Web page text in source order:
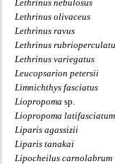
Lethrinus nebulosus
Lethrinus olivaceus
Lethrinus ravus
Lethrinus
Lethrinus variegatus
Leucopsarion petersii
Limnichthys fasciatus
Liopropoma sp.
Liopropoma latifasciatum
Liparis agassizii
Liparis tanakai
Lipocheilus carnolabrum